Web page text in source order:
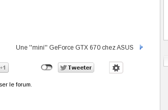
Une ''mini'' GeForce GTX 670 chez ASUS
le forum.